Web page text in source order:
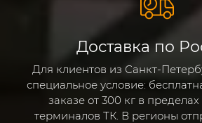
Доставка по
Для клиентов из Санкт-
специальное условие:
заказе от 300 кг в
терминалов ТК. В регионы